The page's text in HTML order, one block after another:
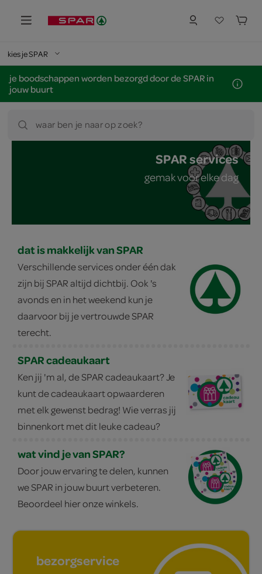
kies je SPAR
je boodschappen worden bezorgd door de SPAR in
jouw buurt
waar ben je naar op zoek?
SPAR services
gemak voor elke dag
dat is makkelijk van SPAR
Verschillende services onder één dak
zijn bij SPAR altijd dichtbij. Ook 's
avonds en in het weekend kun je
daarvoor bij je vertrouwde SPAR
terecht.
SPAR cadeaukaart
Ken jij 'm al, de SPAR cadeaukaart? Je
kunt de cadeaukaart opwaarderen
met elk gewenst bedrag! Wie verras jij
binnenkort met dit leuke cadeau?
wat vind je van SPAR?
Door jouw ervaring te delen, kunnen
we SPAR in jouw buurt verbeteren.
Beoordeel hier onze winkels.
bezorgservice